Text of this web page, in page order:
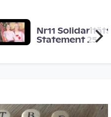
Nr11 Solidaritäts-
Statement 25